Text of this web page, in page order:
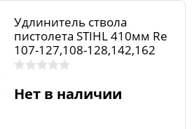
Удлинитель ствола
пистолета STIHL 410мм Rе
107-127,108-128,142,162
Нет в наличии